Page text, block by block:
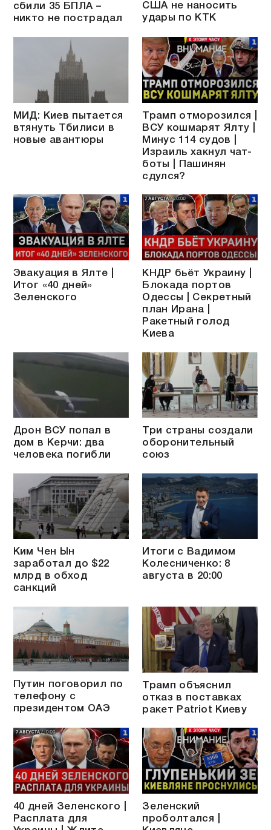
сбили 35 БПЛА –
никто не пострадал
США не наносить
удары по КТК
МИД: Киев пытается
втянуть Тбилиси в
новые авантюры
Трамп отморозился |
ВСУ кошмарят Ялту |
Минус 114 судов |
Израиль хакнул чат-
боты | Пашинян
сдулся?
Эвакуация в Ялте |
Итог «40 дней»
Зеленского
КНДР бьёт Украину |
Блокада портов
Одессы | Секретный
план Ирана |
Ракетный голод
Киева
Дрон ВСУ попал в
дом в Керчи: два
человека погибли
Три страны создали
оборонительный
союз
Ким Чен Ын
заработал до $22
млрд в обход
санкций
Итоги с Вадимом
Колесниченко: 8
августа в 20:00
Путин поговорил по
телефону с
президентом ОАЭ
Трамп объяснил
отказ в поставках
ракет Patriot Киеву
40 дней Зеленского |
Расплата для
Зеленский
проболтался |